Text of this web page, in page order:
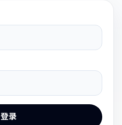
登录